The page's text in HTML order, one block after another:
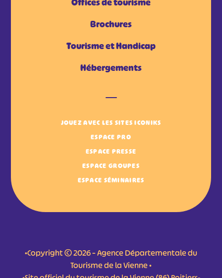
Offices de tourisme
Brochures
Tourisme et Handicap
Hébergements
JOUEZ AVEC LES SITES ICONIKS
ESPACE PRO
ESPACE PRESSE
ESPACE GROUPES
ESPACE SÉMINAIRES
•Copyright © 2026 – Agence Départementale du
Tourisme de la Vienne •